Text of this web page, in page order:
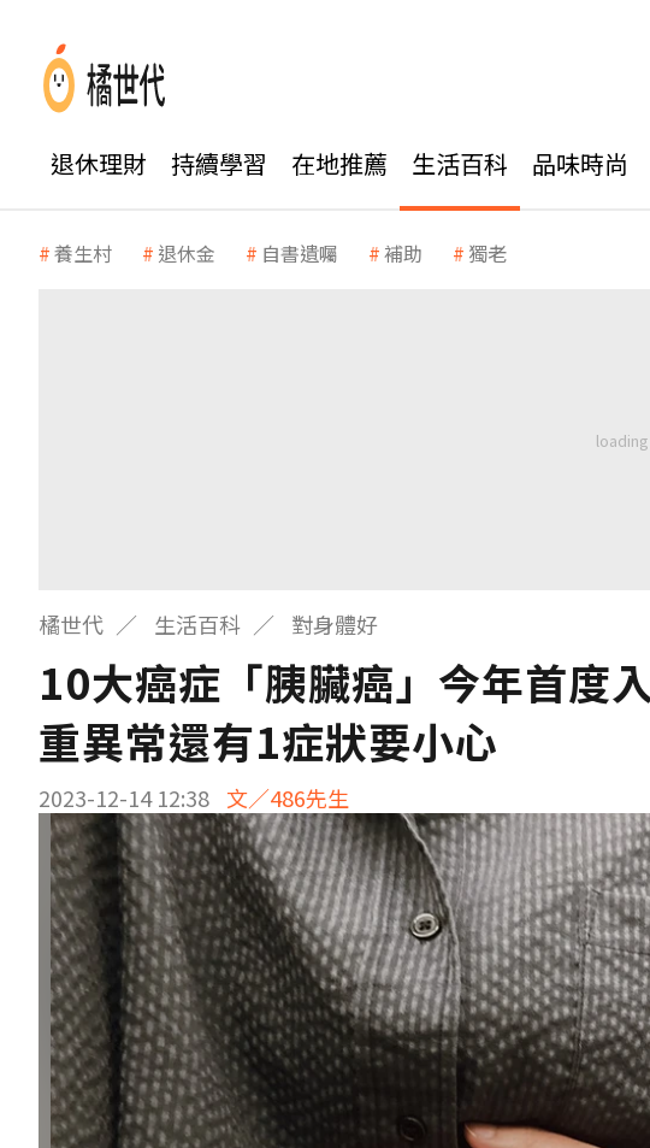
退休理財 持續學習 在地推薦 生活百科 品味時尚
養生村 退休金 自書遺囑 補助 獨老
橘世代 生活百科 對身體好
10大癌症「胰臟癌」今年首度
重異常還有1症狀要小心
2023-12-14 12:38 文／486先生